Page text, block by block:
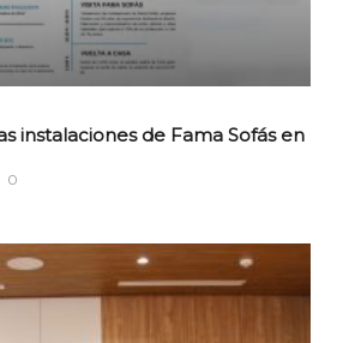
instalaciones de Fama Sofás en
0